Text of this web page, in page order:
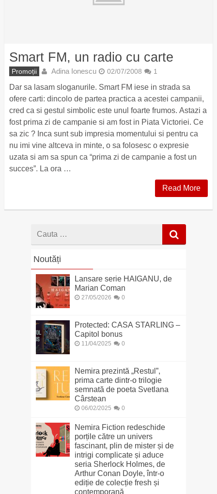
Smart FM, un radio cu carte
Promoții Adina Ionescu 02/07/2008 1
Dar sa lasam sloganurile. Smart FM iese in strada sa
ofere carti: dincolo de partea practica a acestei campanii,
cred ca si gestul simbolic este unul foarte frumos. Astazi a
fost prima zi de campanie si am fost in Piata Victoriei. Ce
sa zic ? Inca sunt sub impresia momentului si pentru ca
nu imi vine altceva in minte, o sa folosesc o expresie
uzata si am sa spun ca “prima zi de campanie a fost un
succes”. La ora …
Read More
Cauta
Noutăți
Lansare serie HAIGANU, de
Marian Coman
27/05/2026 0
Protected: CASA STARLING –
Capitol bonus
11/04/2025 0
Nemira prezintă „Restul”,
prima carte dintr-o trilogie
semnată de poeta Svetlana
Cârstean
06/02/2025 0
Nemira Fiction redeschide
porțile către un univers
fascinant, plin de mister și de
intrigi complicate și aduce
seria Sherlock Holmes, de
Arthur Conan Doyle, într-o
ediție de colecție fresh și
contemporană